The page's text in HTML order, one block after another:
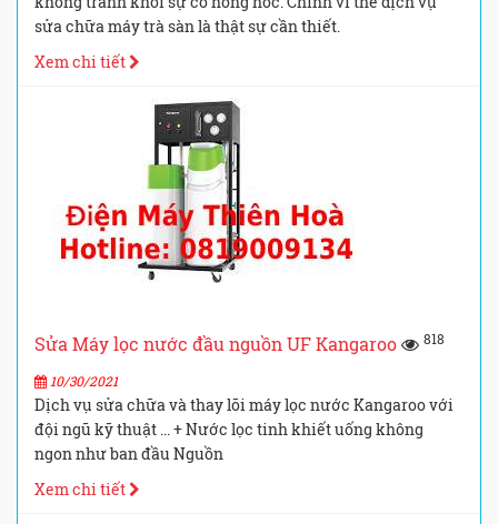
sửa chữa máy trà sàn là thật sự cần thiết.
Xem chi tiết
Sửa Máy lọc nước đầu nguồn UF Kangaroo 818
10/30/2021
Dịch vụ sửa chữa và thay lõi máy lọc nước Kangaroo với
đội ngũ kỹ thuật ... + Nước lọc tinh khiết uống không
ngon như ban đầu Nguồn
Xem chi tiết